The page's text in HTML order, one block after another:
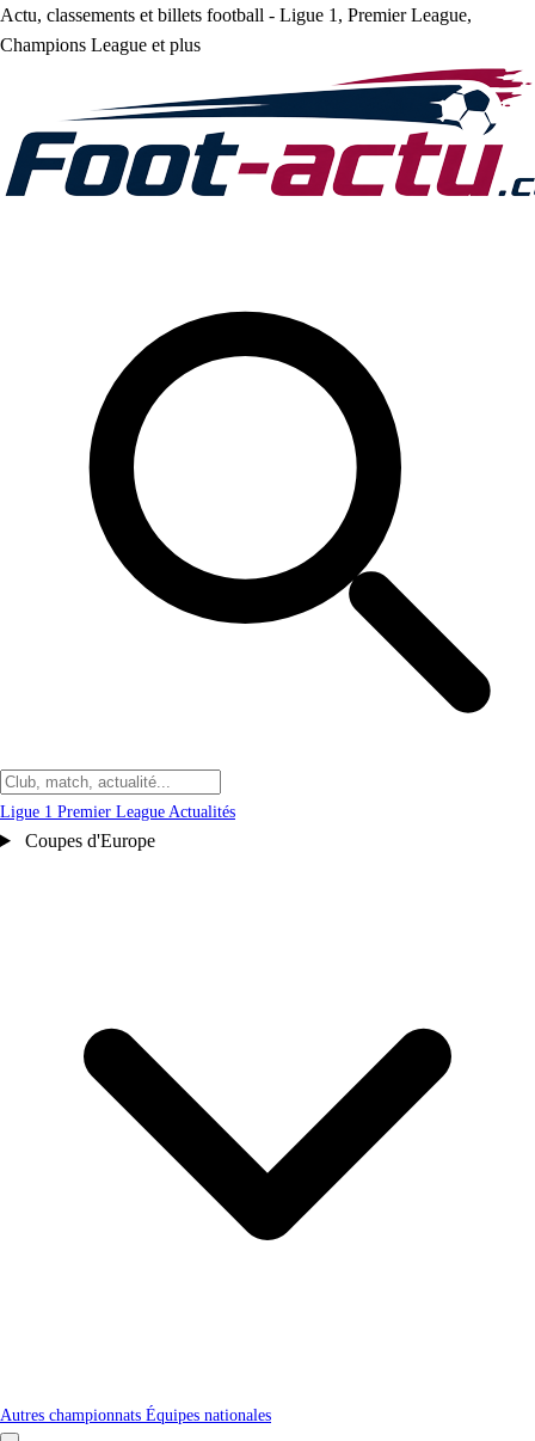
Actu, classements et billets football - Ligue 1, Premier League,
Champions League et plus
Ligue 1 Premier League Actualités
Coupes d'Europe
Autres championnats Équipes nationales